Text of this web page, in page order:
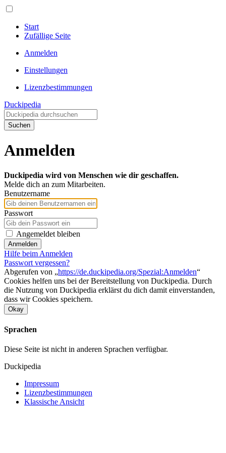
Start
Zufällige Seite
Anmelden
Einstellungen
Lizenzbestimmungen
Duckipedia
Suchen
Anmelden
Duckipedia wird von Menschen wie dir geschaffen.
Melde dich an zum Mitarbeiten.
Benutzername
Passwort
Angemeldet bleiben
Anmelden
Hilfe beim Anmelden
Passwort vergessen?
Abgerufen von „https://de.duckipedia.org/Spezial:Anmelden“
Cookies helfen uns bei der Bereitstellung von Duckipedia. Durch
die Nutzung von Duckipedia erklärst du dich damit einverstanden,
dass wir Cookies speichern.
Okay
Sprachen
Diese Seite ist nicht in anderen Sprachen verfügbar.
Duckipedia
Impressum
Lizenzbestimmungen
Klassische Ansicht